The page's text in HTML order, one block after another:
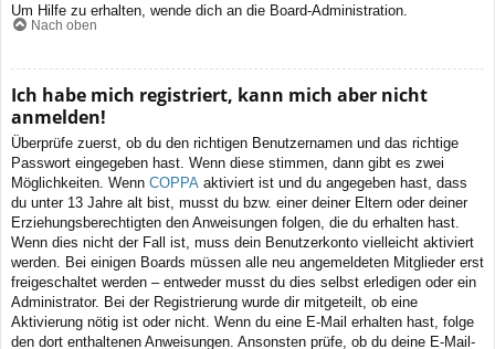
Um Hilfe zu erhalten, wende dich an die Board-Administration.
Nach oben
Ich habe mich registriert, kann mich aber nicht
anmelden!
Überprüfe zuerst, ob du den richtigen Benutzernamen und das richtige
Passwort eingegeben hast. Wenn diese stimmen, dann gibt es zwei
Möglichkeiten. Wenn COPPA aktiviert ist und du angegeben hast, dass
du unter 13 Jahre alt bist, musst du bzw. einer deiner Eltern oder deiner
Erziehungsberechtigten den Anweisungen folgen, die du erhalten hast.
Wenn dies nicht der Fall ist, muss dein Benutzerkonto vielleicht aktiviert
werden. Bei einigen Boards müssen alle neu angemeldeten Mitglieder erst
freigeschaltet werden – entweder musst du dies selbst erledigen oder ein
Administrator. Bei der Registrierung wurde dir mitgeteilt, ob eine
Aktivierung nötig ist oder nicht. Wenn du eine E-Mail erhalten hast, folge
den dort enthaltenen Anweisungen. Ansonsten prüfe, ob du deine E-Mail-